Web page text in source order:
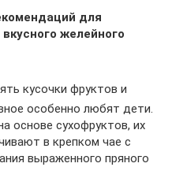
для
желейного
кусочки фруктов и
особенно любят дети.
основе сухофруктов, их
в крепком чае с
выраженного пряного